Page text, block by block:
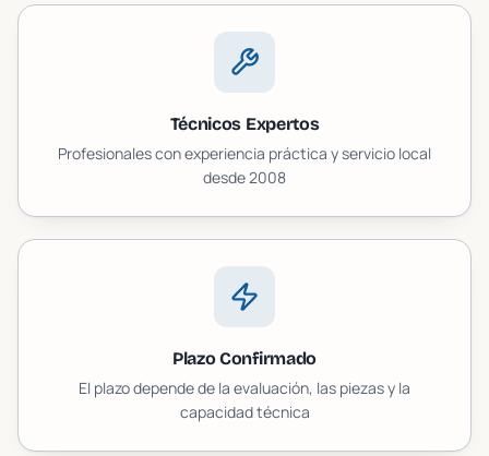
Técnicos Expertos
Profesionales con experiencia práctica y servicio local
desde 2008
Plazo Confirmado
El plazo depende de la evaluación, las piezas y la
capacidad técnica